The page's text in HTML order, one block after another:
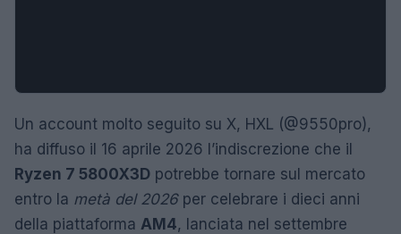
Un account molto seguito su X, HXL (@9550pro),
ha diffuso il 16 aprile 2026 l’indiscrezione che il
Ryzen 7 5800X3D potrebbe tornare sul mercato
entro la metà del 2026per celebrare i dieci anni
della piattaforma AM4, lanciata nel settembre